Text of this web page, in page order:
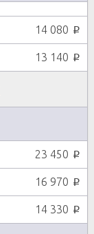
14 080 p
13 140 p
23 450 p
16 970 p
14 330 p